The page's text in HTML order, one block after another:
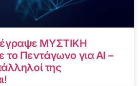
ΜΥΣΤΙΚΗ
το Πεντάγωνο για AI –
της